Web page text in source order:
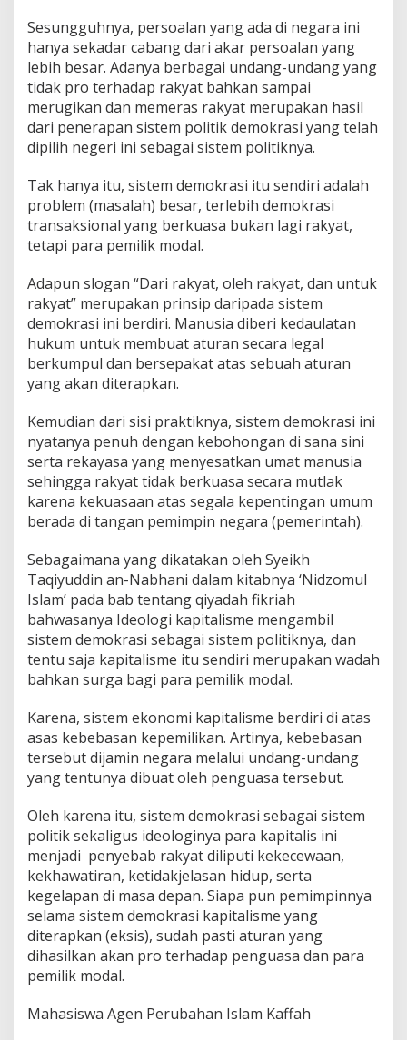
Sesungguhnya, persoalan yang ada di negara ini
hanya sekadar cabang dari akar persoalan yang
lebih besar. Adanya berbagai undang-undang yang
tidak pro terhadap rakyat bahkan sampai
merugikan dan memeras rakyat merupakan hasil
dari penerapan sistem politik demokrasi yang telah
dipilih negeri ini sebagai sistem politiknya.
Tak hanya itu, sistem demokrasi itu sendiri adalah
problem (masalah) besar, terlebih demokrasi
transaksional yang berkuasa bukan lagi rakyat,
tetapi para pemilik modal.
Adapun slogan “Dari rakyat, oleh rakyat, dan untuk
rakyat” merupakan prinsip daripada sistem
demokrasi ini berdiri. Manusia diberi kedaulatan
hukum untuk membuat aturan secara legal
berkumpul dan bersepakat atas sebuah aturan
yang akan diterapkan.
Kemudian dari sisi praktiknya, sistem demokrasi ini
nyatanya penuh dengan kebohongan di sana sini
serta rekayasa yang menyesatkan umat manusia
sehingga rakyat tidak berkuasa secara mutlak
karena kekuasaan atas segala kepentingan umum
berada di tangan pemimpin negara (pemerintah).
Sebagaimana yang dikatakan oleh Syeikh
Taqiyuddin an-Nabhani dalam kitabnya ‘Nidzomul
Islam’ pada bab tentang qiyadah fikriah
bahwasanya Ideologi kapitalisme mengambil
sistem demokrasi sebagai sistem politiknya, dan
tentu saja kapitalisme itu sendiri merupakan wadah
bahkan surga bagi para pemilik modal.
Karena, sistem ekonomi kapitalisme berdiri di atas
asas kebebasan kepemilikan. Artinya, kebebasan
tersebut dijamin negara melalui undang-undang
yang tentunya dibuat oleh penguasa tersebut.
Oleh karena itu, sistem demokrasi sebagai sistem
politik sekaligus ideologinya para kapitalis ini
menjadi penyebab rakyat diliputi kekecewaan,
kekhawatiran, ketidakjelasan hidup, serta
kegelapan di masa depan. Siapa pun pemimpinnya
selama sistem demokrasi kapitalisme yang
diterapkan (eksis), sudah pasti aturan yang
dihasilkan akan pro terhadap penguasa dan para
pemilik modal.
Mahasiswa Agen Perubahan Islam Kaffah